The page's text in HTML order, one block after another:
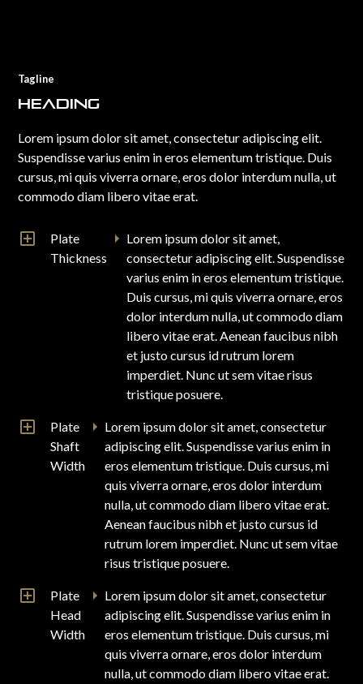
Tagline
Heading
Lorem ipsum dolor sit amet, consectetur adipiscing elit.
Suspendisse varius enim in eros elementum tristique. Duis
cursus, mi quis viverra ornare, eros dolor interdum nulla, ut
commodo diam libero vitae erat.
Plate
Thickness
Lorem ipsum dolor sit amet,
consectetur adipiscing elit. Suspendisse
varius enim in eros elementum tristique.
Duis cursus, mi quis viverra ornare, eros
dolor interdum nulla, ut commodo diam
libero vitae erat. Aenean faucibus nibh
et justo cursus id rutrum lorem
imperdiet. Nunc ut sem vitae risus
tristique posuere.
Plate
Shaft
Width
Lorem ipsum dolor sit amet, consectetur
adipiscing elit. Suspendisse varius enim in
eros elementum tristique. Duis cursus, mi
quis viverra ornare, eros dolor interdum
nulla, ut commodo diam libero vitae erat.
Aenean faucibus nibh et justo cursus id
rutrum lorem imperdiet. Nunc ut sem vitae
risus tristique posuere.
Plate
Head
Width
Lorem ipsum dolor sit amet, consectetur
adipiscing elit. Suspendisse varius enim in
eros elementum tristique. Duis cursus, mi
quis viverra ornare, eros dolor interdum
nulla, ut commodo diam libero vitae erat.